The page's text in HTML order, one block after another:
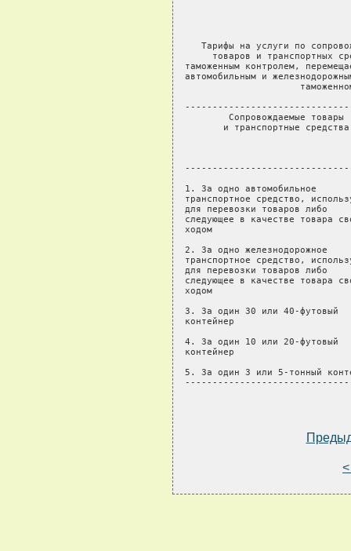
Тарифы на услуги по
товаров и транспортных
таможенным контролем,
автомобильным и
Сопровождаемые
и транспортные
1. За одно
транспортное средство,
для перевозки товаров либо
следующее в качестве товара
ходом
2. За одно
транспортное средство,
для перевозки товаров либо
следующее в качестве товара
ходом
3. За один 30 или 40-
контейнер
4. За один 10 или 20-
контейнер
5. За один 3 или 5-тонный